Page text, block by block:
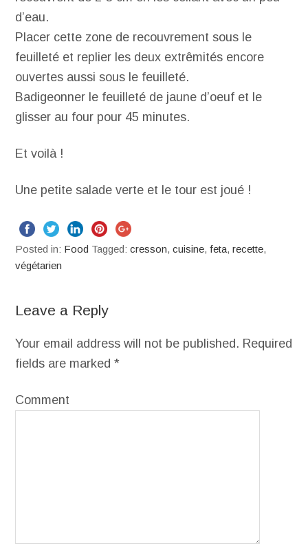
d’eau.
Placer cette zone de recouvrement sous le
feuilleté et replier les deux extrêmités encore
ouvertes aussi sous le feuilleté.
Badigeonner le feuilleté de jaune d’oeuf et le
glisser au four pour 45 minutes.
Et voilà !
Une petite salade verte et le tour est joué !
Posted in: Food Tagged:cresson,cuisine,feta,recette,
végétarien
Leave a Reply
Your email address will not be published. Required
fields are marked*
Comment